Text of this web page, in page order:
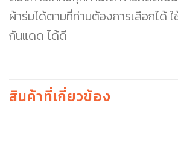
ผ้าร่มได้ตามที่ท่านต้องการเลือกได้
กันแดด ได้ดี
สินค้าที่เกี่ยวข้อง